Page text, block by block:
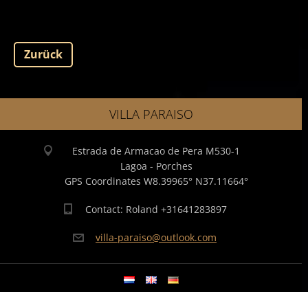
Zurück
VILLA PARAISO
Estrada de Armacao de Pera M530-1
Lagoa - Porches
GPS Coordinates W8.39965° N37.11664°
Contact: Roland +31641283897
villa-paraiso@outlook.com